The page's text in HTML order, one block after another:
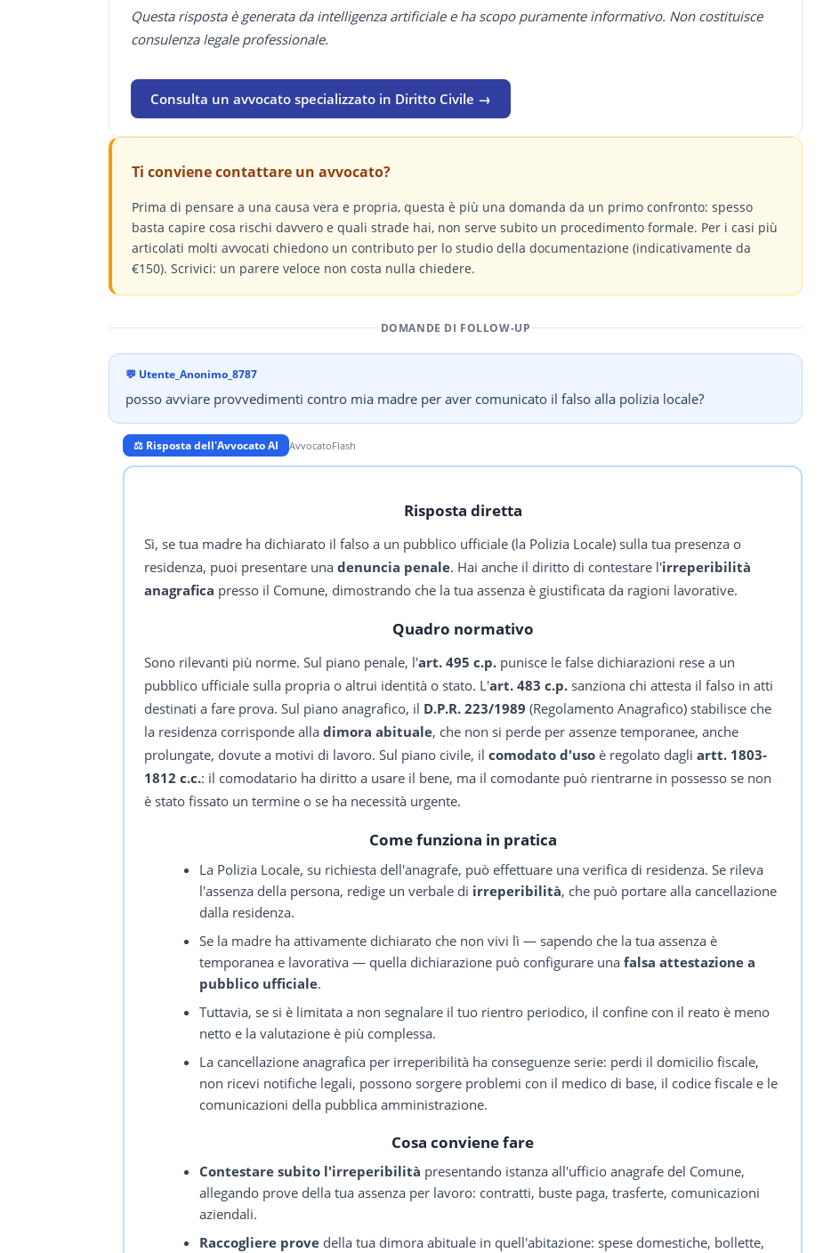
Questa risposta è generata da intelligenza artificiale e ha scopo puramente informativo. Non costituisce
consulenza legale professionale.
Consulta un avvocato specializzato in Diritto Civile →
Ti conviene contattare un avvocato?
Prima di pensare a una causa vera e propria, questa è più una domanda da un primo confronto: spesso
basta capire cosa rischi davvero e quali strade hai, non serve subito un procedimento formale. Per i casi più
articolati molti avvocati chiedono un contributo per lo studio della documentazione (indicativamente da
€150). Scrivici: un parere veloce non costa nulla chiedere.
DOMANDE DI FOLLOW-UP
💬 Utente_Anonimo_8787
posso avviare provvedimenti contro mia madre per aver comunicato il falso alla polizia locale?
⚖️ Risposta dell'Avvocato AI AvvocatoFlash
Risposta diretta
Sì, se tua madre ha dichiarato il falso a un pubblico ufficiale (la Polizia Locale) sulla tua presenza o
residenza, puoi presentare una denuncia penale. Hai anche il diritto di contestare l'irreperibilità
anagrafica presso il Comune, dimostrando che la tua assenza è giustificata da ragioni lavorative.
Quadro normativo
Sono rilevanti più norme. Sul piano penale, l'art. 495 c.p. punisce le false dichiarazioni rese a un
pubblico ufficiale sulla propria o altrui identità o stato. L'art. 483 c.p. sanziona chi attesta il falso in atti
destinati a fare prova. Sul piano anagrafico, il D.P.R. 223/1989 (Regolamento Anagrafico) stabilisce che
la residenza corrisponde alla dimora abituale, che non si perde per assenze temporanee, anche
prolungate, dovute a motivi di lavoro. Sul piano civile, il comodato d'uso è regolato dagli artt. 1803-
1812 c.c.: il comodatario ha diritto a usare il bene, ma il comodante può rientrarne in possesso se non
è stato fissato un termine o se ha necessità urgente.
Come funziona in pratica
La Polizia Locale, su richiesta dell'anagrafe, può effettuare una verifica di residenza. Se rileva
l'assenza della persona, redige un verbale di irreperibilità, che può portare alla cancellazione
dalla residenza.
Se la madre ha attivamente dichiarato che non vivi lì — sapendo che la tua assenza è
temporanea e lavorativa — quella dichiarazione può configurare unafalsa attestazione a
pubblico ufficiale.
Tuttavia, se si è limitata a non segnalare il tuo rientro periodico, il confine con il reato è meno
netto e la valutazione è più complessa.
La cancellazione anagrafica per irreperibilità ha conseguenze serie: perdi il domicilio fiscale,
non ricevi notifiche legali, possono sorgere problemi con il medico di base, il codice fiscale e le
comunicazioni della pubblica amministrazione.
Cosa conviene fare
Contestare subito l'irreperibilità presentando istanza all'ufficio anagrafe del Comune,
allegando prove della tua assenza per lavoro: contratti, buste paga, trasferte, comunicazioni
aziendali.
Raccogliere prove della tua dimora abituale in quell'abitazione: spese domestiche, bollette,